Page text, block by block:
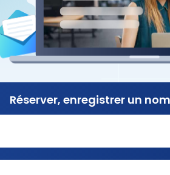
Réserver, enregistrer un